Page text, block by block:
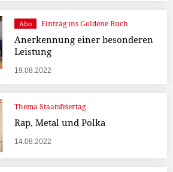
Abo Eintrag ins Goldene Buch
Anerkennung einer besonderen
Leistung
19.08.2022
Thema Staatsfeiertag
Rap, Metal und Polka
14.08.2022